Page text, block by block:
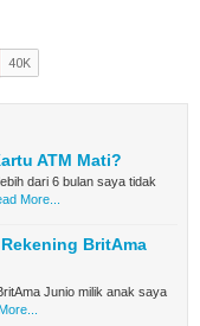
ATM Mati?
dari 6 bulan saya tidak
More...
BritAma
Junio milik anak saya